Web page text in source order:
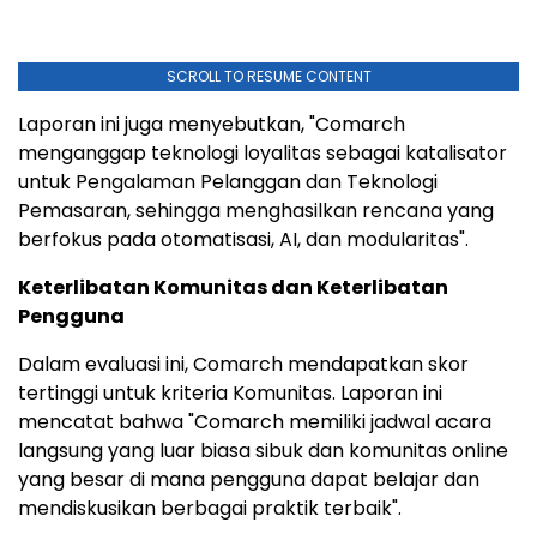
SCROLL TO RESUME CONTENT
Laporan ini juga menyebutkan, "Comarch
menganggap teknologi loyalitas sebagai katalisator
untuk Pengalaman Pelanggan dan Teknologi
Pemasaran, sehingga menghasilkan rencana yang
berfokus pada otomatisasi, AI, dan modularitas".
Keterlibatan Komunitas dan Keterlibatan
Pengguna
Dalam evaluasi ini, Comarch mendapatkan skor
tertinggi untuk kriteria Komunitas. Laporan ini
mencatat bahwa "Comarch memiliki jadwal acara
langsung yang luar biasa sibuk dan komunitas online
yang besar di mana pengguna dapat belajar dan
mendiskusikan berbagai praktik terbaik".